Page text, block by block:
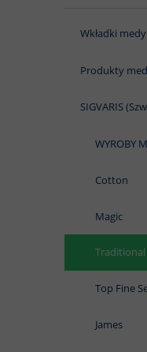
Wkładki
Produkty
SIGVARIS
WYROBY
Cotton
Magic
Traditional
Top Fine
James